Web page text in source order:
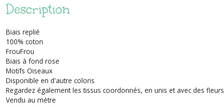
Description
Biais replié
100% coton
FrouFrou
Biais à fond rose
Motifs Oiseaux
Disponible en d'autre coloris
Regardez également les tissus coordonnés, en unis et avec des fleurs
Vendu au mètre